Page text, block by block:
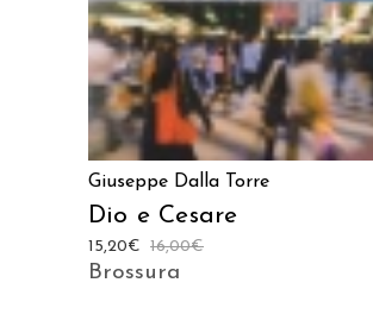
Giuseppe Dalla Torre
Dio e Cesare
16,00€
15,20€
Brossura